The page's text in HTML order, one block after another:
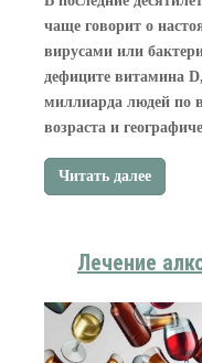
чаще говорит о
вирусами или
дефиците витамина
миллиарда людей по
возраста и
Читать далее
Лечение